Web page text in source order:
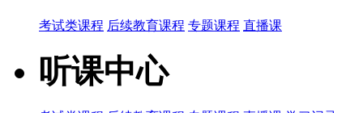
考试类课程 后续教育课程 专题课程 直播课
听课中心